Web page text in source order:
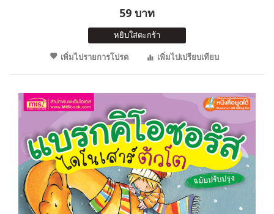
59 บาท
หยิบใส่ตะกร้า
เพิ่มไปรายการโปรด
เพิ่มไปเปรียบเทียบ